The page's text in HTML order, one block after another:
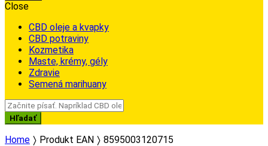
Close
CBD oleje a kvapky
CBD potraviny
Kozmetika
Maste, krémy, gély
Zdravie
Semená marihuany
Search
for:
Hľadať
Home Produkt EAN 8595003120715